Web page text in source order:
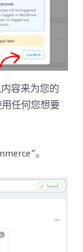
容来为您的
任何您想要
。